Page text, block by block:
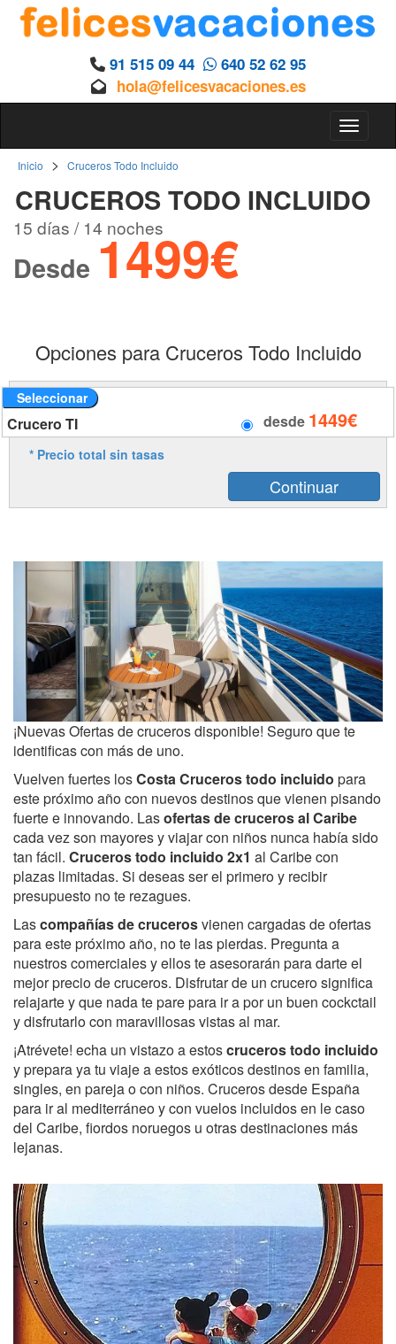
91 515 09 44
640 52 62 95
hola@felicesvacaciones.es
Inicio > Cruceros Todo Incluido
CRUCEROS TODO INCLUIDO
15 días / 14 noches
Desde 1499€
Opciones para Cruceros Todo Incluido
Seleccionar
Crucero TI desde 1449€
* Precio total sin tasas
¡Nuevas Ofertas de cruceros disponible! Seguro que te
identificas con más de uno.
Vuelven fuertes losCosta Cruceros todo incluido para
este próximo año con nuevos destinos que vienen pisando
fuerte e innovando. Lasofertas de cruceros al Caribe
cada vez son mayores y viajar con niños nunca había sido
tan fácil. Cruceros todo incluido 2x1 al Caribe con
plazas limitadas. Si deseas ser el primero y recibir
presupuesto no te rezagues.
Lascompañías de crucerosvienen cargadas de ofertas
para este próximo año, no te las pierdas. Pregunta a
nuestros comerciales y ellos te asesorarán para darte el
mejor precio de cruceros. Disfrutar de un crucero significa
relajarte y que nada te pare para ir a por un buen cockctail
y disfrutarlo con maravillosas vistas al mar.
¡Atrévete! echa un vistazo a estoscruceros todo incluido
y prepara ya tu viaje a estos exóticos destinos en familia,
singles, en pareja o con niños. Cruceros desde España
para ir al mediterráneo y con vuelos incluidos en le caso
del Caribe, fiordos noruegos u otras destinaciones más
lejanas.